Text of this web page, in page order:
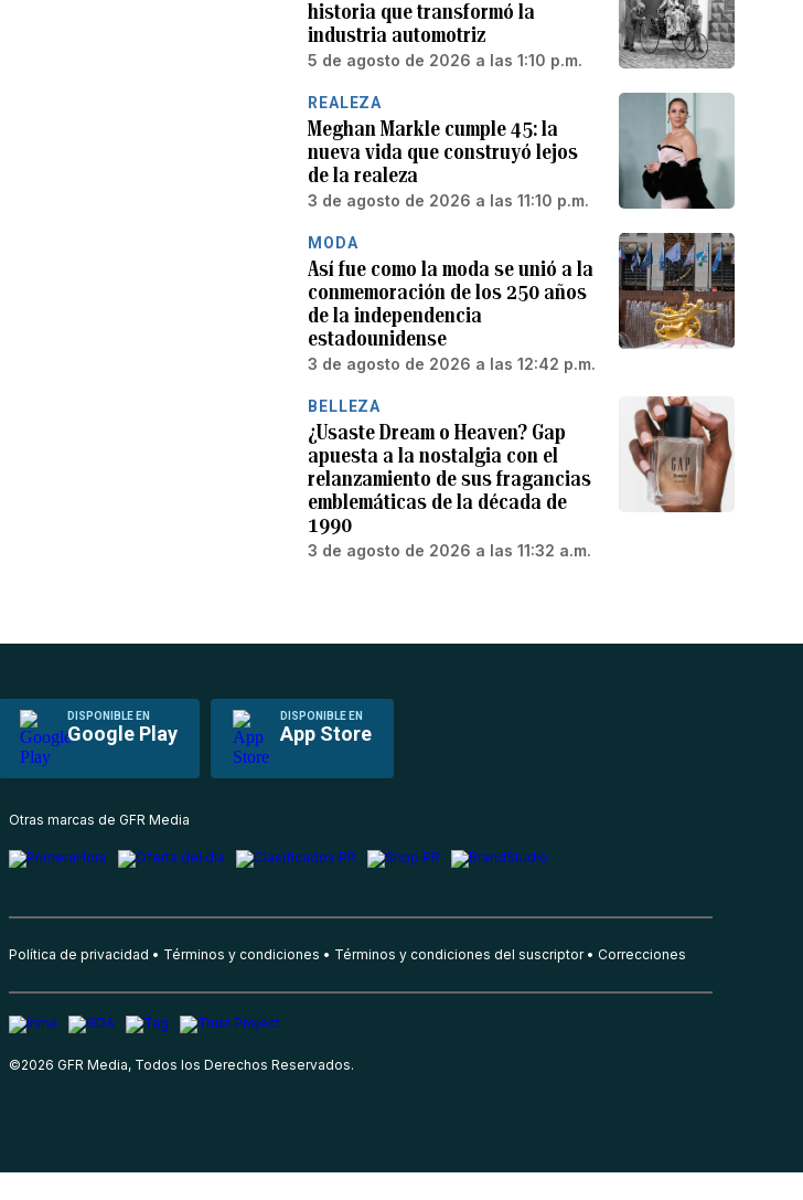
historia que transformó la
industria automotriz
5 de agosto de 2026 a las 1:10 p.m.
REALEZA
Meghan Markle cumple 45: la
nueva vida que construyó lejos
de la realeza
3 de agosto de 2026 a las 11:10 p.m.
MODA
Así fue como la moda se unió a la
conmemoración de los 250 años
de la independencia
estadounidense
3 de agosto de 2026 a las 12:42 p.m.
BELLEZA
¿Usaste Dream o Heaven? Gap
apuesta a la nostalgia con el
relanzamiento de sus fragancias
emblemáticas de la década de
1990
3 de agosto de 2026 a las 11:32 a.m.
DISPONIBLE EN
Google Play
DISPONIBLE EN
App Store
Otras marcas de GFR Media
Política de privacidad Términos y condiciones Términos y condiciones del suscriptor Correcciones
©2026 GFR Media, Todos los Derechos Reservados.